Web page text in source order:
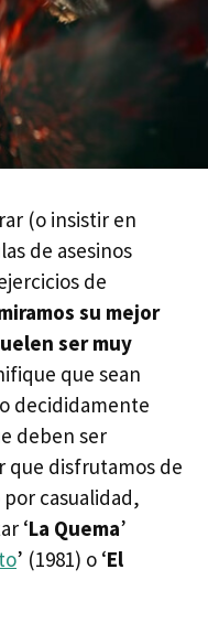
(o insistir en
de asesinos
de
su mejor
ser muy
que sean
decididamente
deben ser
que disfrutamos de
casualidad,
‘La Quema’
’ (1981) o ‘El